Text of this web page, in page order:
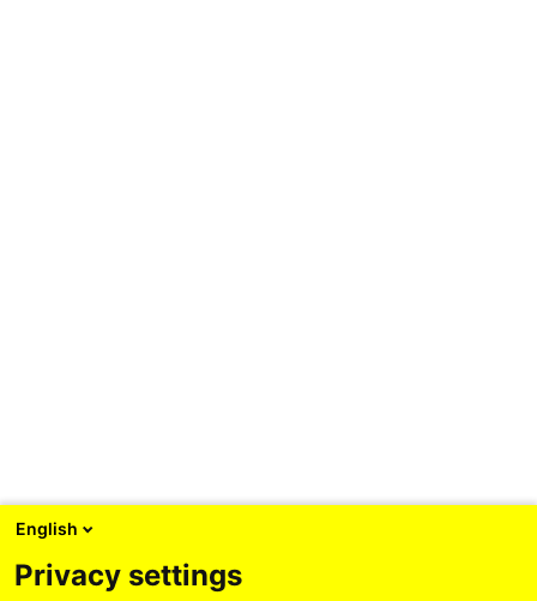
English
Privacy settings